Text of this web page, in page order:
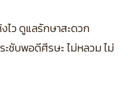
ไว ดูแลรักษาสะดวก
ชับพอดีศีรษะ ไม่หลวม ไม่